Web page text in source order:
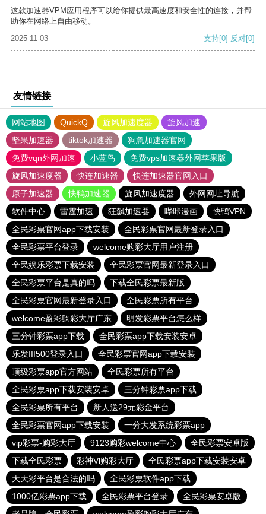
这款加速器VPM应用程序可以给你提供最高速度和安全性的连接，并帮
助你在网络上自由移动。
2025-11-03
支持[0] 反对[0]
友情链接
网站地图 QuickQ 旋风加速度器
旋风加速
坚果加速器
tiktok加速器
狗急加速器官网
免费vqn外网加速
小蓝鸟
免费vps加速器外网苹果版
旋风加速度器
快连加速器
快连加速器官网入口
原子加速器
快鸭加速器 旋风加速度器
外网网址导航
软件中心
雷霆加速 狂飙加速器 哔咔漫画
快鸭VPN
全民彩票官网app下载安装
全民彩票官网最新登录入口
全民彩票平台登录
welcome购彩大厅用户注册
全民娱乐彩票下载安装
全民彩票官网最新登录入口
全民彩票平台是真的吗
下载全民彩票最新版
全民彩票官网最新登录入口
全民彩票所有平台
welcome盈彩购彩大厅广东
明发彩票平台怎么样
三分钟彩票app下载
全民彩票app下载安装安卓
乐发III500登录入口
全民彩票官网app下载安装
顶级彩票app官方网站
全民彩票所有平台
全民彩票app下载安装安卓
三分钟彩票app下载
全民彩票所有平台
新人送29元彩金平台
全民彩票官网app下载安装
一分大发系统彩票app
vip彩票-购彩大厅
9123购彩welcome中心
全民彩票安卓版
下载全民彩票
彩神Vl购彩大厅
全民彩票app下载安装安卓
天天彩平台是合法的吗
全民彩票软件app下载
1000亿彩票app下载
全民彩票平台登录
全民彩票安卓版